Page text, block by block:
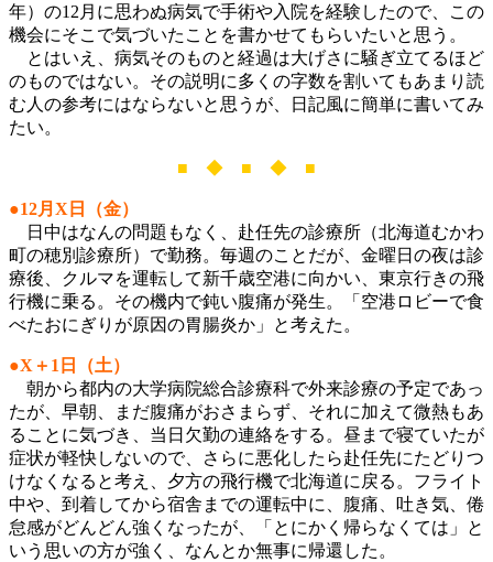
年）の12月に思わぬ病気で手術や入院を経験したので、この
機会にそこで気づいたことを書かせてもらいたいと思う。
とはいえ、病気そのものと経過は大げさに騒ぎ立てるほど
のものではない。その説明に多くの字数を割いてもあまり読
む人の参考にはならないと思うが、日記風に簡単に書いてみ
たい。
■ ◆ ■ ◆ ■
●12月X日（金）
日中はなんの問題もなく、赴任先の診療所（北海道むかわ
町の穂別診療所）で勤務。毎週のことだが、金曜日の夜は診
療後、クルマを運転して新千歳空港に向かい、東京行きの飛
行機に乗る。その機内で鈍い腹痛が発生。「空港ロビーで食
べたおにぎりが原因の胃腸炎か」と考えた。
●X＋1日（土）
朝から都内の大学病院総合診療科で外来診療の予定であっ
たが、早朝、まだ腹痛がおさまらず、それに加えて微熱もあ
ることに気づき、当日欠勤の連絡をする。昼まで寝ていたが
症状が軽快しないので、さらに悪化したら赴任先にたどりつ
けなくなると考え、夕方の飛行機で北海道に戻る。フライト
中や、到着してから宿舎までの運転中に、腹痛、吐き気、倦
怠感がどんどん強くなったが、「とにかく帰らなくては」と
いう思いの方が強く、なんとか無事に帰還した。